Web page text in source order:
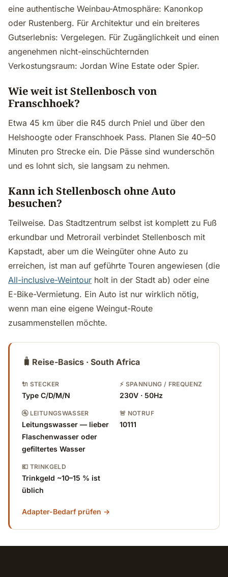
eine authentische Weinbau-Atmosphäre: Kanonkop
oder Rustenberg. Für Architektur und ein breiteres
Gutserlebnis: Vergelegen. Für Zugänglichkeit und einen
angenehmen nicht-einschüchternden
Verkostungsraum: Jordan Wine Estate oder Spier.
Wie weit ist Stellenbosch von
Franschhoek?
Etwa 45 km über die R45 durch Pniel und über den
Helshoogte oder Franschhoek Pass. Planen Sie 40–50
Minuten pro Strecke ein. Die Pässe sind wunderschön
und es lohnt sich, sie langsam zu nehmen.
Kann ich Stellenbosch ohne Auto
besuchen?
Teilweise. Das Stadtzentrum selbst ist komplett zu Fuß
erkundbar und Metrorail verbindet Stellenbosch mit
Kapstadt, aber um die Weingüter ohne Auto zu
erreichen, ist man auf geführte Touren angewiesen (die
All-inclusive-Weintour holt in der Stadt ab) oder eine
E-Bike-Vermietung. Ein Auto ist nur wirklich nötig,
wenn man eine eigene Weingut-Route
zusammenstellen möchte.
🧳 Reise-Basics · South Africa
🔌 STECKER
Type C/D/M/N
⚡ SPANNUNG / FREQUENZ
230V · 50Hz
🚰 LEITUNGSWASSER
Leitungswasser — lieber
Flaschenwasser oder
gefiltertes Wasser
🚨 NOTRUF
10111
💶 TRINKGELD
Trinkgeld ~10–15 % ist
üblich
Adapter-Bedarf prüfen →